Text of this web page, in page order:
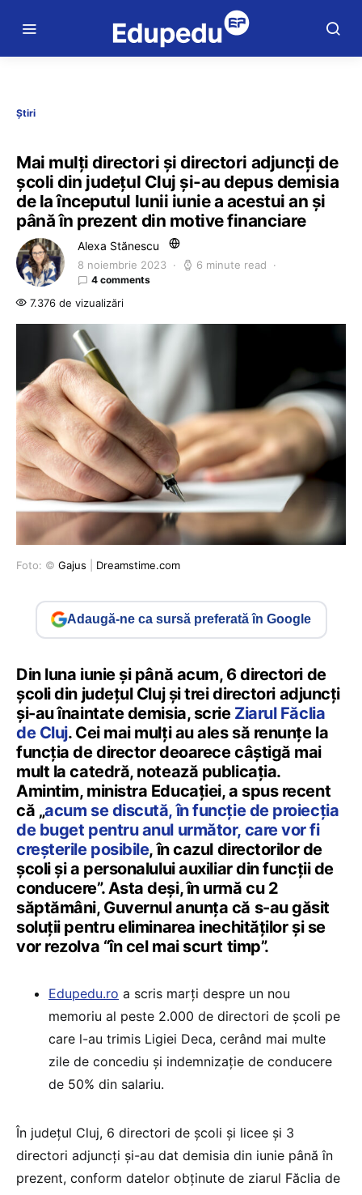
Știri
Mai mulți directori și directori adjuncți de
școli din judeţul Cluj şi-au depus demisia
de la începutul lunii iunie a acestui an și
până în prezent din motive financiare
Alexa Stănescu
8 noiembrie 2023 6 minute read
4 comments
7.376 de vizualizări
Foto: © Gajus Dreamstime.com
Adaugă-ne ca sursă preferată în Google
Din luna iunie și până acum, 6 directori de
școli din județul Cluj și trei directori adjuncți
și-au înaintate demisia, scrie Ziarul Făclia
de Cluj. Cei mai mulți au ales să renunțe la
funcția de director deoarece câștigă mai
mult la catedră, notează publicația.
Amintim, ministra Educației, a spus recent
că „acum se discută, în funcție de proiecția
de buget pentru anul următor, care vor fi
creșterile posibile, în cazul directorilor de
școli și a personalului auxiliar din funcții de
conducere”. Asta deși, în urmă cu 2
săptămâni, Guvernul anunța că s-au găsit
soluții pentru eliminarea inechităților și se
vor rezolva “în cel mai scurt timp”.
Edupedu.ro a scris marți despre un nou
memoriu al peste 2.000 de directori de școli pe
care l-au trimis Ligiei Deca, cerând mai multe
zile de concediu și indemnizație de conducere
de 50% din salariu.
În județul Cluj, 6 directori de școli și licee și 3
directori adjuncți și-au dat demisia din iunie până în
prezent, conform datelor obținute de ziarul Făclia de